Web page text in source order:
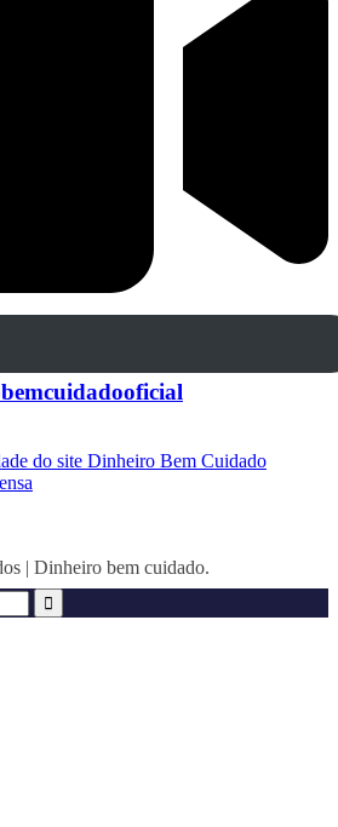
do site Dinheiro Bem Cuidado
| Dinheiro bem cuidado.